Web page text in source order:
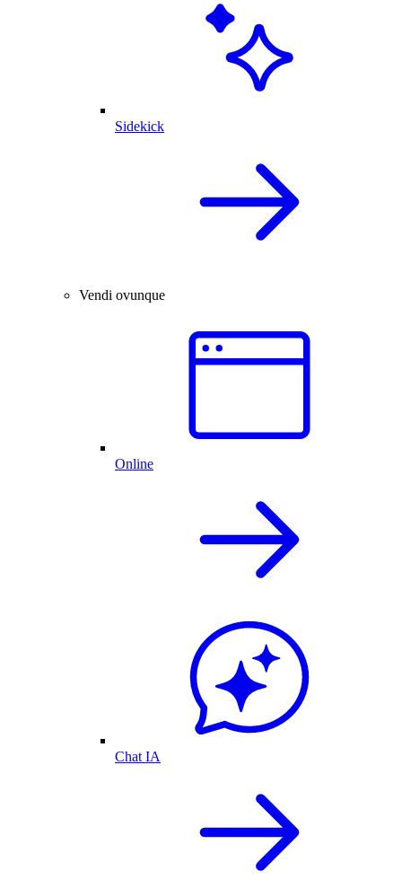
Sidekick
Vendi ovunque
Online
Chat IA